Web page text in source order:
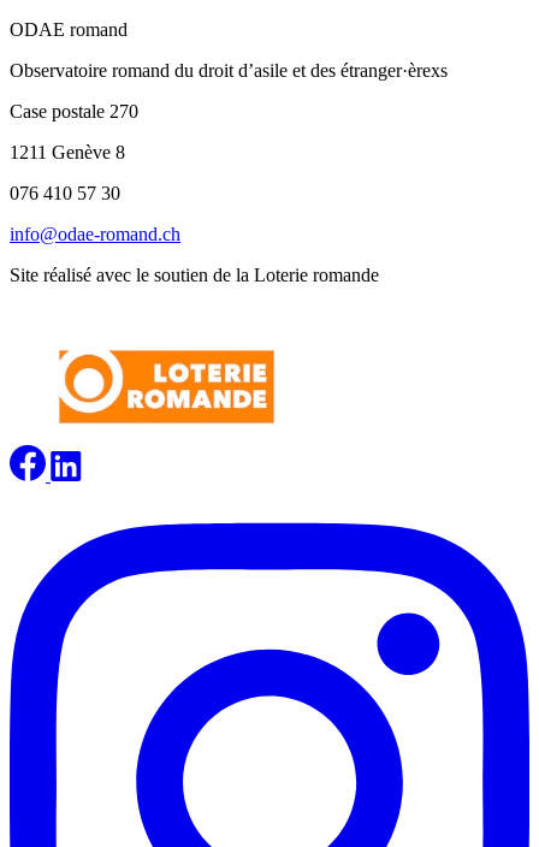
ODAE romand
Observatoire romand du droit d’asile et des étranger·èrexs
Case postale 270
1211 Genève 8
076 410 57 30
info@odae-romand.ch
Site réalisé avec le soutien de la Loterie romande